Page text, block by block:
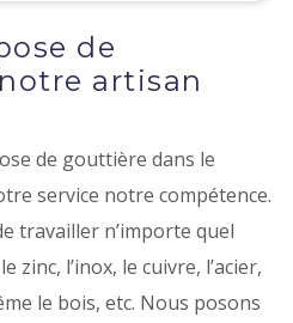
de
artisan
de gouttière dans le
service notre compétence.
travailler n’importe quel
zinc, l’inox, le cuivre, l’acier,
le bois, etc. Nous posons